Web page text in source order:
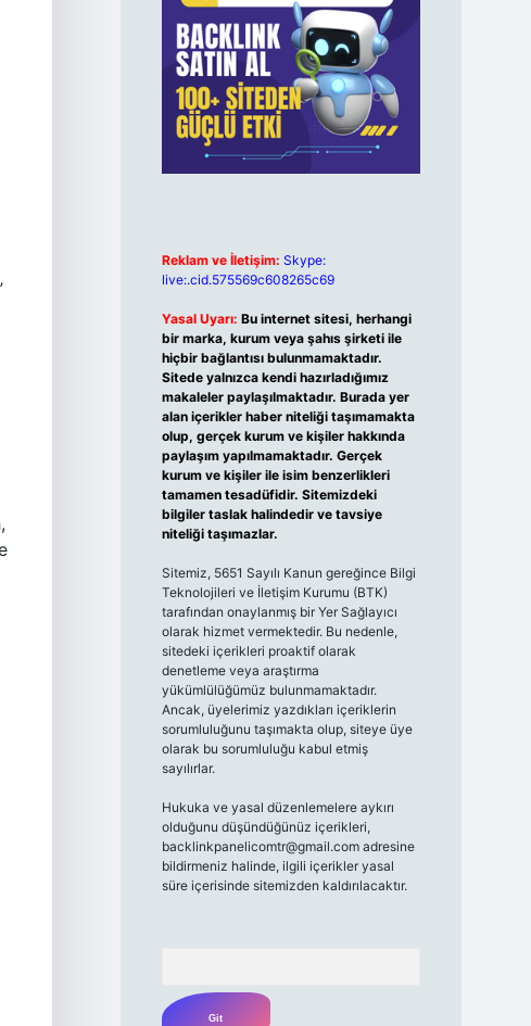
Reklam ve İletişim: Skype:
live:.cid.575569c608265c69
Yasal Uyarı: Bu internet sitesi, herhangi
bir marka, kurum veya şahıs şirketi ile
hiçbir bağlantısı bulunmamaktadır.
Sitede yalnızca kendi hazırladığımız
makaleler paylaşılmaktadır. Burada yer
alan içerikler haber niteliği taşımamakta
olup, gerçek kurum ve kişiler hakkında
paylaşım yapılmamaktadır. Gerçek
kurum ve kişiler ile isim benzerlikleri
tamamen tesadüfidir. Sitemizdeki
bilgiler taslak halindedir ve tavsiye
niteliği taşımazlar.
Sitemiz, 5651 Sayılı Kanun gereğince Bilgi
Teknolojileri ve İletişim Kurumu (BTK)
tarafından onaylanmış bir Yer Sağlayıcı
olarak hizmet vermektedir. Bu nedenle,
sitedeki içerikleri proaktif olarak
denetleme veya araştırma
yükümlülüğümüz bulunmamaktadır.
Ancak, üyelerimiz yazdıkları içeriklerin
sorumluluğunu taşımakta olup, siteye üye
olarak bu sorumluluğu kabul etmiş
sayılırlar.
Hukuka ve yasal düzenlemelere aykırı
olduğunu düşündüğünüz içerikleri,
backlinkpanelicomtr@gmail.comadresine
bildirmeniz halinde, ilgili içerikler yasal
süre içerisinde sitemizden kaldırılacaktır.